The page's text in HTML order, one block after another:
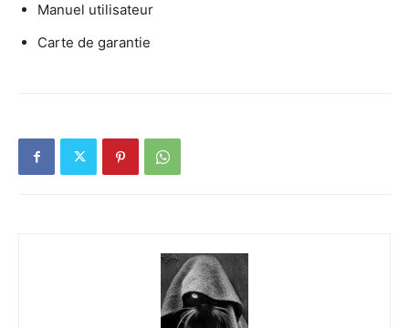
Manuel utilisateur
Carte de garantie